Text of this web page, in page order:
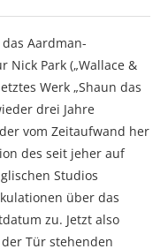
Aardman-
Nick Park („Wallace &
Werk „Shaun das
drei Jahre
vom Zeitaufwand her
des seit jeher auf
Studios
über das
zu. Jetzt also
Tür stehenden